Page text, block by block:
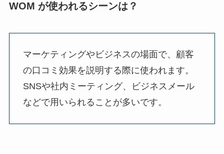
WOM が使われるシーンは？
マーケティングやビジネスの場面で、顧客
の口コミ効果を説明する際に使われます。
SNSや社内ミーティング、ビジネスメール
などで用いられることが多いです。